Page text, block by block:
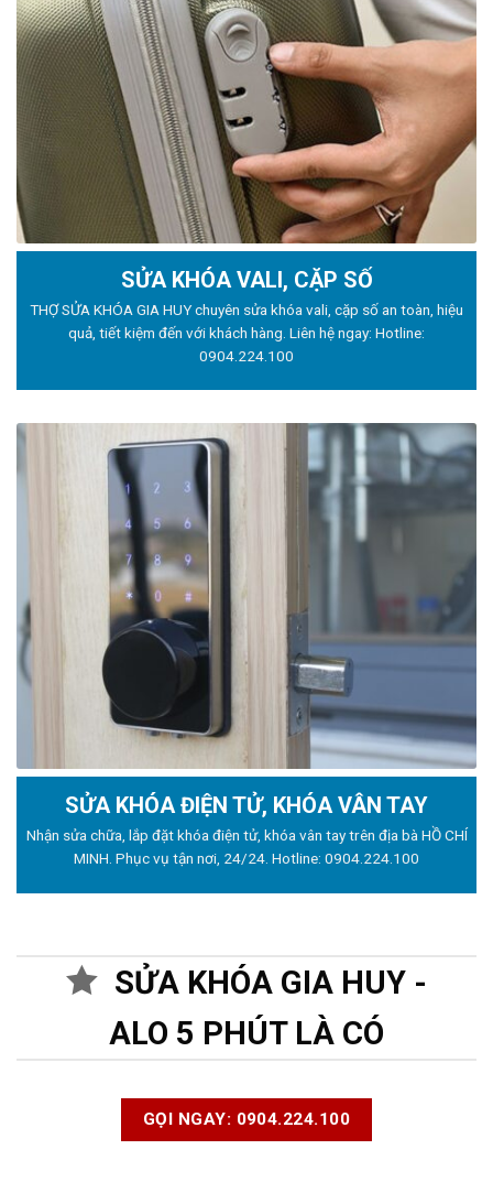
SỬA KHÓA VALI, CẶP SỐ
THỢ SỬA KHÓA GIA HUY chuyên sửa khóa vali, cặp số an toàn, hiệu
quả, tiết kiệm đến với khách hàng. Liên hệ ngay: Hotline:
0904.224.100
SỬA KHÓA ĐIỆN TỬ, KHÓA VÂN TAY
Nhận sửa chữa, lắp đặt khóa điện tử, khóa vân tay trên địa bà HỒ CHÍ
MINH. Phục vụ tận nơi, 24/24. Hotline: 0904.224.100
SỬA KHÓA GIA HUY -
ALO 5 PHÚT LÀ CÓ
GỌI NGAY: 0904.224.100